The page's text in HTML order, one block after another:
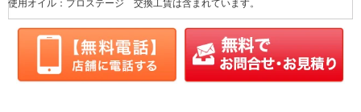
使用オイル：プロステージ 交換工賃は含まれています。